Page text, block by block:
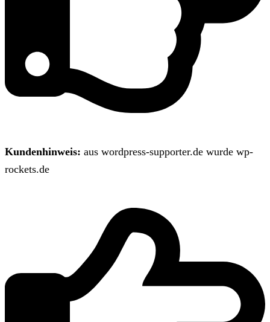
Kundenhinweis: aus wordpress-supporter.de wurde wp-
rockets.de